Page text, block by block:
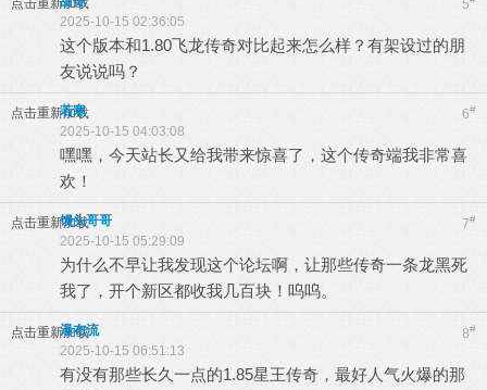
点击重新加载 5
2025-10-15 02:36:05
这个版本和1.80飞龙传奇对比起来怎么样？有架设过的朋
友说说吗？
点击重新加载 6#
若寒
2025-10-15 04:03:08
嘿嘿，今天站长又给我带来惊喜了，这个传奇端我非常喜
欢！
点击重新加载 7#
馒头哥哥
2025-10-15 05:29:09
为什么不早让我发现这个论坛啊，让那些传奇一条龙黑死
我了，开个新区都收我几百块！呜呜。
点击重新加载 8#
瀑布流
2025-10-15 06:51:13
有没有那些长久一点的1.85星王传奇，最好人气火爆的那